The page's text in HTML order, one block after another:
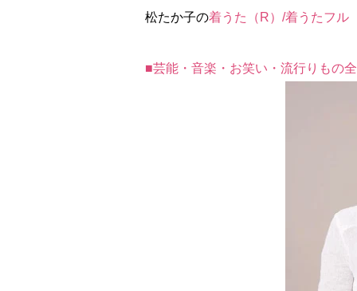
松たか子の着うた（R）/着うたフル
■芸能・音楽・お笑い・流行りもの